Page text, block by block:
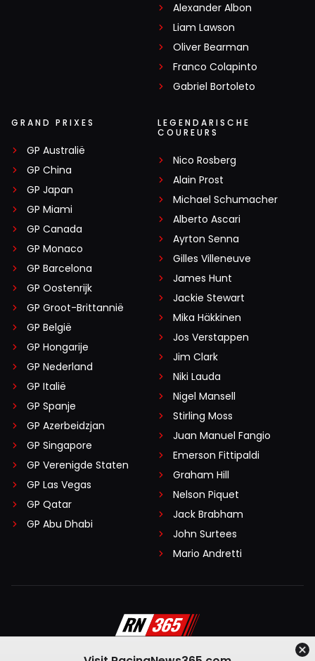
Alexander Albon
Liam Lawson
Oliver Bearman
Franco Colapinto
Gabriel Bortoleto
GRAND PRIXES
GP Australië
GP China
GP Japan
GP Miami
GP Canada
GP Monaco
GP Barcelona
GP Oostenrijk
GP Groot-Brittannië
GP België
GP Hongarije
GP Nederland
GP Italië
GP Spanje
GP Azerbeidzjan
GP Singapore
GP Verenigde Staten
GP Las Vegas
GP Qatar
GP Abu Dhabi
LEGENDARISCHE
COUREURS
Nico Rosberg
Alain Prost
Michael Schumacher
Alberto Ascari
Ayrton Senna
Gilles Villeneuve
James Hunt
Jackie Stewart
Mika Häkkinen
Jos Verstappen
Jim Clark
Niki Lauda
Nigel Mansell
Stirling Moss
Juan Manuel Fangio
Emerson Fittipaldi
Graham Hill
Nelson Piquet
Jack Brabham
John Surtees
Mario Andretti